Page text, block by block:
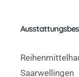
Saarwellingen